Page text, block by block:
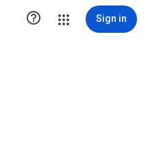
 Sign in